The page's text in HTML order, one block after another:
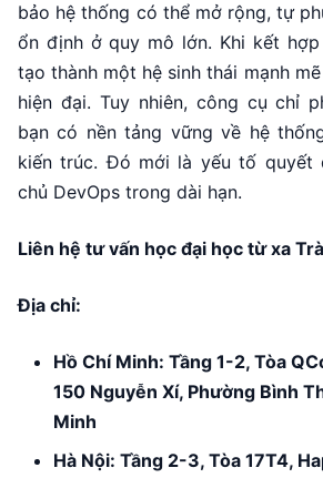
bảo hệ thống có thể mở rộng, tự
ổn định ở quy mô lớn. Khi kết hợp
tạo thành một hệ sinh thái mạnh
hiện đại. Tuy nhiên, công cụ chỉ
bạn có nền tảng vững về hệ
kiến trúc. Đó mới là yếu tố quyết
chủ DevOps trong dài hạn.
Liên hệ tư vấn học đại học từ xa
Địa chỉ:
Hồ Chí Minh: Tầng 1-2, Tòa
150 Nguyễn Xí, Phường Bình
Minh
Hà Nội: Tầng 2-3, Tòa 17T4,